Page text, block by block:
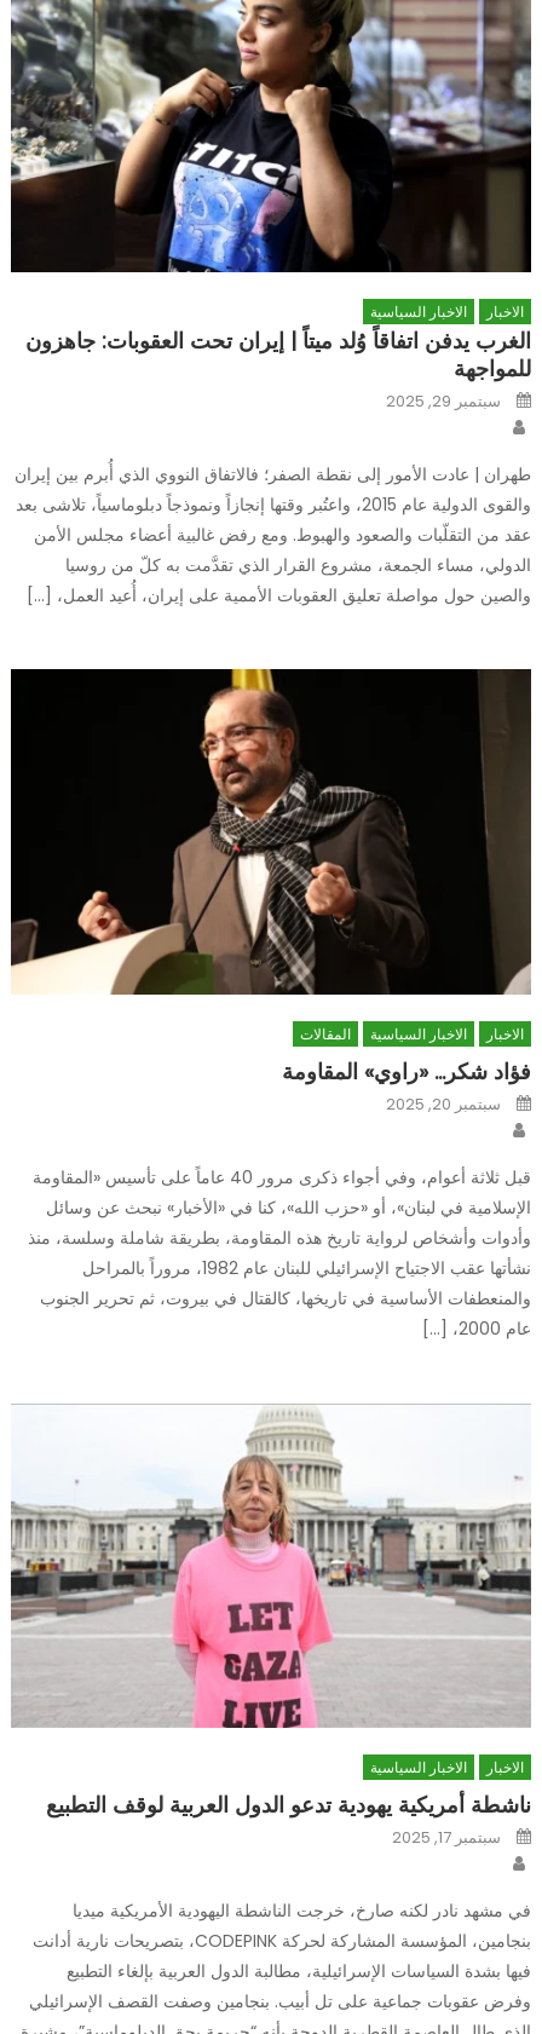
الاخبار الاخبار السياسية
الغرب يدفن اتفاقاً وُلد ميتاً | إيران تحت العقوبات: جاهزون
للمواجهة
Posted
onسبتمبر 29, 2025
طهران | عادت الأمور إلى نقطة الصفر؛ فالاتفاق النووي الذي أُبرم بين إيران
والقوى الدولية عام 2015، واعتُبر وقتها إنجازاً ونموذجاً دبلوماسياً، تلاشى بعد
عقد من التقلّبات والصعود والهبوط. ومع رفض غالبية أعضاء مجلس الأمن
الدولي، مساء الجمعة، مشروع القرار الذي تقدَّمت به كلّ من روسيا
والصين حول مواصلة تعليق العقوبات الأممية على إيران، أُعيد العمل، […]
الاخبار الاخبار السياسية المقالات
فؤاد شكر… «راوي» المقاومة
Posted
onسبتمبر 20, 2025
قبل ثلاثة أعوام، وفي أجواء ذكرى مرور 40 عاماً على تأسيس «المقاومة
الإسلامية في لبنان»، أو «حزب الله»، كنا في «الأخبار» نبحث عن وسائل
وأدوات وأشخاص لرواية تاريخ هذه المقاومة، بطريقة شاملة وسلسة، منذ
نشأتها عقب الاجتياح الإسرائيلي للبنان عام 1982، مروراً بالمراحل
والمنعطفات الأساسية في تاريخها، كالقتال في بيروت، ثم تحرير الجنوب
عام 2000، […]
الاخبار الاخبار السياسية
ناشطة أمريكية يهودية تدعو الدول العربية لوقف التطبيع
Posted
onسبتمبر 17, 2025
في مشهد نادر لكنه صارخ، خرجت الناشطة اليهودية الأمريكية ميديا
بنجامين، المؤسسة المشاركة لحركة CODEPINK، بتصريحات نارية أدانت
فيها بشدة السياسات الإسرائيلية، مطالبة الدول العربية بإلغاء التطبيع
وفرض عقوبات جماعية على تل أبيب. بنجامين وصفت القصف الإسرائيلي